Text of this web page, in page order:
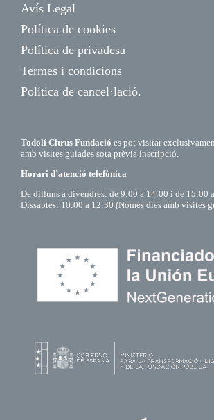
Avís Legal
Política de cookies
Política de privadesa
Termes i condicions
Política de cancel·lació.
Todolí Citrus Fundació es pot visitar
amb visites guiades sota prèvia inscripció.
Horari d’atenció telefònica
De dilluns a divendres: de 9:00 a 14:00 i de 15:00
Dissabtes: 10:00 a 12:30 (Només dies amb visites